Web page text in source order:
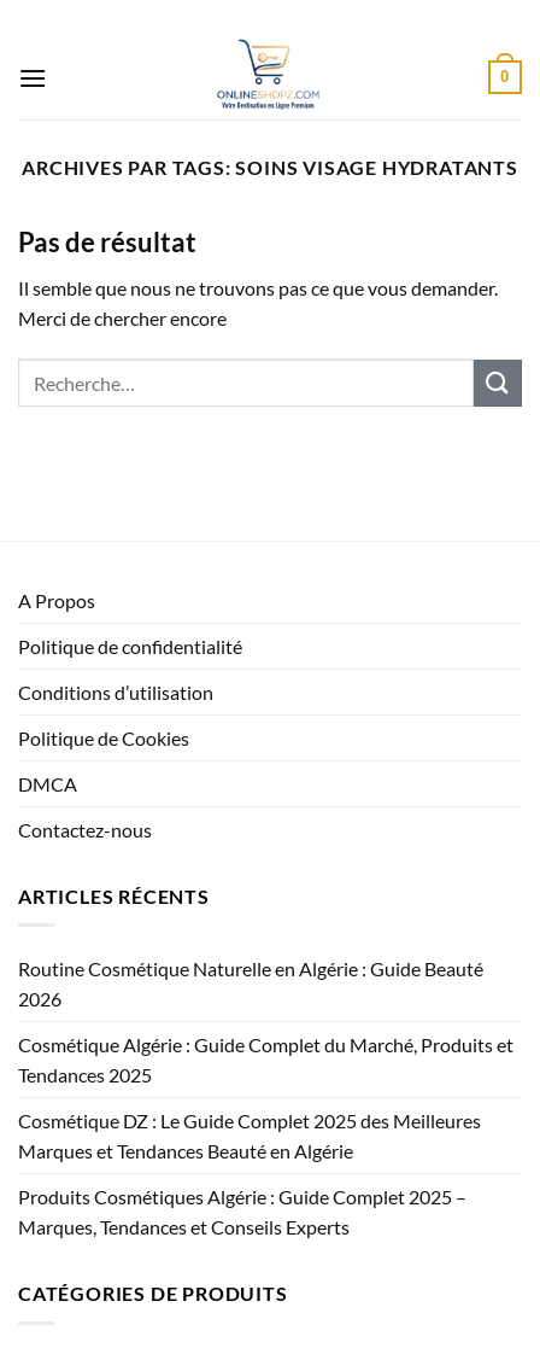
contenu
0
ARCHIVES PAR TAGS:SOINS VISAGE HYDRATANTS
Pas de résultat
Il semble que nous ne trouvons pas ce que vous demander.
Merci de chercher encore
A Propos
Politique de confidentialité
Conditions d’utilisation
Politique de Cookies
DMCA
Contactez-nous
ARTICLES RÉCENTS
Routine Cosmétique Naturelle en Algérie : Guide Beauté
2026
Cosmétique Algérie : Guide Complet du Marché, Produits et
Tendances 2025
Cosmétique DZ : Le Guide Complet 2025 des Meilleures
Marques et Tendances Beauté en Algérie
Produits Cosmétiques Algérie : Guide Complet 2025 –
Marques, Tendances et Conseils Experts
CATÉGORIES DE PRODUITS